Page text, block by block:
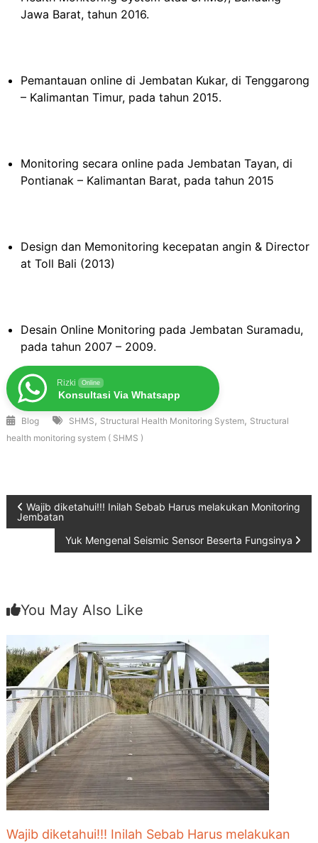
Jawa Barat, tahun 2016.
Pemantauan online di Jembatan Kukar, di Tenggarong
– Kalimantan Timur, pada tahun 2015.
Monitoring secara online pada Jembatan Tayan, di
Pontianak – Kalimantan Barat, pada tahun 2015
Design dan Memonitoring kecepatan angin & Director
at Toll Bali (2013)
Desain Online Monitoring pada Jembatan Suramadu,
pada tahun 2007 – 2009.
Rizki Online
Konsultasi Via Whatsapp
Blog SHMS , Structural Health Monitoring System, Structural
health monitoring system ( SHMS )
Post
navigation
Wajib diketahui!!! Inilah Sebab Harus melakukan Monitoring
Jembatan
Yuk Mengenal Seismic Sensor Beserta Fungsinya
You May Also Like
Wajib diketahui!!! Inilah Sebab Harus melakukan